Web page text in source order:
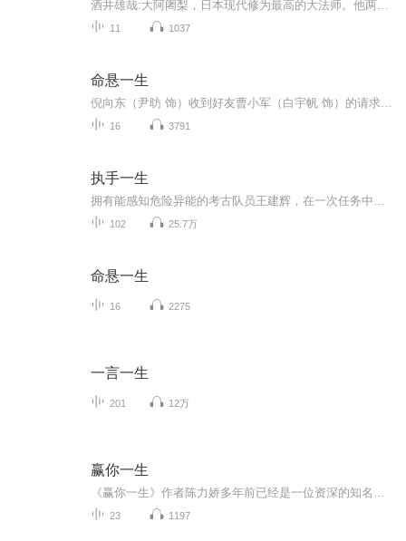
11 1037
命悬一生
16 3791
执手一生
102 25.7万
命悬一生
16 2275
一言一生
201 12万
赢你一生
23 1197